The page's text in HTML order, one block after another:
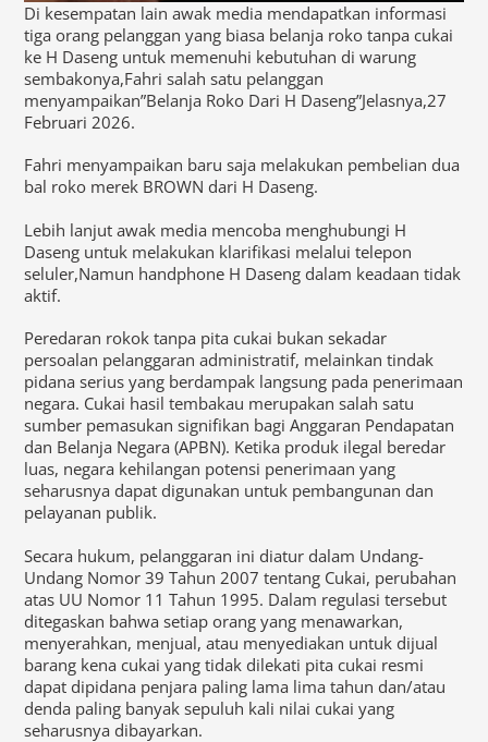
Di kesempatan lain awak media mendapatkan informasi
tiga orang pelanggan yang biasa belanja roko tanpa cukai
ke H Daseng untuk memenuhi kebutuhan di warung
sembakonya,Fahri salah satu pelanggan
menyampaikan”Belanja Roko Dari H Daseng”Jelasnya,27
Februari 2026.
Fahri menyampaikan baru saja melakukan pembelian dua
bal roko merek BROWN dari H Daseng.
Lebih lanjut awak media mencoba menghubungi H
Daseng untuk melakukan klarifikasi melalui telepon
seluler,Namun handphone H Daseng dalam keadaan tidak
aktif.
Peredaran rokok tanpa pita cukai bukan sekadar
persoalan pelanggaran administratif, melainkan tindak
pidana serius yang berdampak langsung pada penerimaan
negara. Cukai hasil tembakau merupakan salah satu
sumber pemasukan signifikan bagi Anggaran Pendapatan
dan Belanja Negara (APBN). Ketika produk ilegal beredar
luas, negara kehilangan potensi penerimaan yang
seharusnya dapat digunakan untuk pembangunan dan
pelayanan publik.
Secara hukum, pelanggaran ini diatur dalam Undang-
Undang Nomor 39 Tahun 2007 tentang Cukai, perubahan
atas UU Nomor 11 Tahun 1995. Dalam regulasi tersebut
ditegaskan bahwa setiap orang yang menawarkan,
menyerahkan, menjual, atau menyediakan untuk dijual
barang kena cukai yang tidak dilekati pita cukai resmi
dapat dipidana penjara paling lama lima tahun dan/atau
denda paling banyak sepuluh kali nilai cukai yang
seharusnya dibayarkan.